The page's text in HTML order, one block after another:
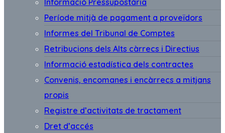
Informació Pressupostària
Període mitjà de pagament a proveïdors
Informes del Tribunal de Comptes
Retribucions dels Alts càrrecs i Directius
Informació estadística dels contractes
Convenis, encomanes i encàrrecs a mitjans
propis
Registre d’activitats de tractament
Dret d’accés